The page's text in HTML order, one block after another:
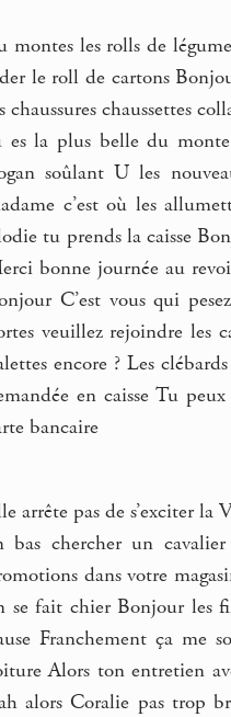
montes les rolls de
le roll de cartons
chaussures chaussettes
es la plus belle du
soûlant U les
c’est où les
tu prends la caisse
bonne journée au
C’est vous qui
veuillez rejoindre les
encore ? Les
en caisse Tu
bancaire
arrête pas de s’exciter
bas chercher un
dans votre
se fait chier Bonjour les
Franchement ça me
Alors ton entretien
alors Coralie pas trop